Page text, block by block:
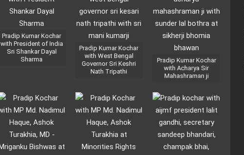
Pradip Kumar Kochar
with President of India
Sri Shankar Dayal
Sharma
Pradip Kumar Kochar
with West Bengal
Governor Sri Keshri
Nath Tripathi
Pradip Kumar Kochar
with Acharya Sir
Mahashraman ji